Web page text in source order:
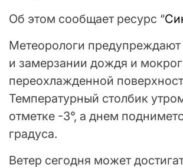
Об этом сообщает ресурс “
Метеорологи предупреждают
и замерзании дождя и
переохлажденной
Температурный столбик
отметке -3°, а днем
градуса.
Ветер сегодня может